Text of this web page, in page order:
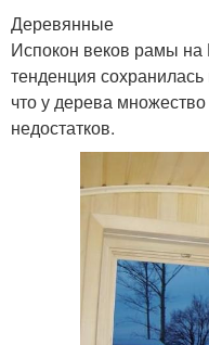
Деревянные
Испокон веков рамы на
тенденция
что у дерева
недостатков.